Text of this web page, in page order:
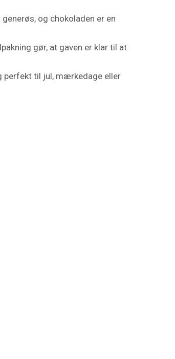
og chokoladen er en
gør, at gaven er klar til at
perfekt til jul, mærkedage eller